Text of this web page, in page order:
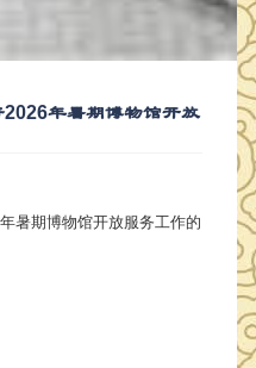
年暑期博物馆开放
暑期博物馆开放服务工作的